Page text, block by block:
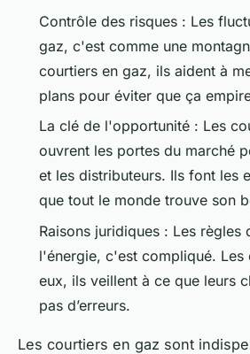
Contrôle des risques : Les
gaz, c'est comme une
courtiers en gaz, ils aident à
plans pour éviter que ça
La clé de l'opportunité : Les
ouvrent les portes du marché
et les distributeurs. Ils font les
que tout le monde trouve son
Raisons juridiques : Les règles
l'énergie, c'est compliqué. Les
eux, ils veillent à ce que leurs
pas d’erreurs.
Les courtiers en gaz sont